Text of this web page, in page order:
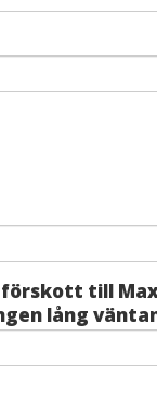
till
lång